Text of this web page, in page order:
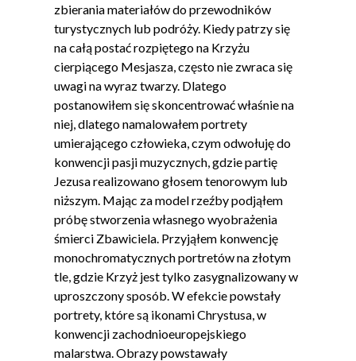
zbierania materiałów do przewodników
turystycznych lub podróży. Kiedy patrzy się
na całą postać rozpiętego na Krzyżu
cierpiącego Mesjasza, często nie zwraca się
uwagi na wyraz twarzy. Dlatego
postanowiłem się skoncentrować właśnie na
niej, dlatego namalowałem portrety
umierającego człowieka, czym odwołuję do
konwencji pasji muzycznych, gdzie partię
Jezusa realizowano głosem tenorowym lub
niższym. Mając za model rzeźby podjąłem
próbę stworzenia własnego wyobrażenia
śmierci Zbawiciela. Przyjąłem konwencję
monochromatycznych portretów na złotym
tle, gdzie Krzyż jest tylko zasygnalizowany w
uproszczony sposób. W efekcie powstały
portrety, które są ikonami Chrystusa, w
konwencji zachodnioeuropejskiego
malarstwa. Obrazy powstawały